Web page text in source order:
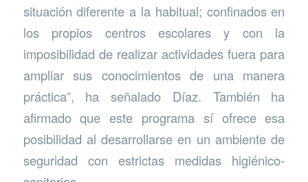
situación diferente a la habitual; confinados en
los propios centros escolares y con la
imposibilidad de realizar actividades fuera para
ampliar sus conocimientos de una manera
práctica”, ha señalado Díaz. También ha
afirmado que este programa sí ofrece esa
posibilidad al desarrollarse en un ambiente de
seguridad con estrictas medidas higiénico-